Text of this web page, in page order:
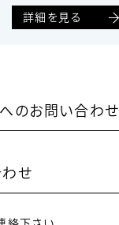
詳細を見る
のお問い合わせ
せ